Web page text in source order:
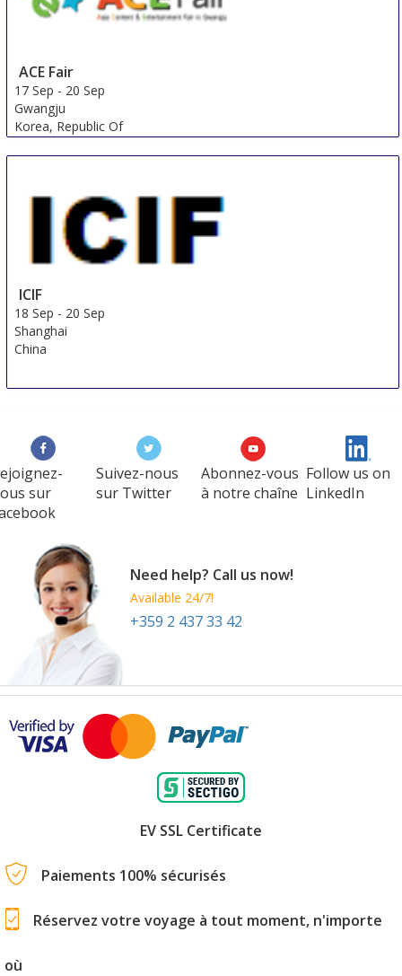
ACE Fair
17 Sep - 20 Sep
Gwangju
Korea, Republic Of
ICIF
18 Sep - 20 Sep
Shanghai
China
sur
Suivez-nous
sur Twitter
Abonnez-vous
à notre chaîne
Follow us on
LinkedIn
Need help? Call us now!
Available 24/7!
+359 2 437 33 42
EV SSL Certificate
Paiements 100% sécurisés
Réservez votre voyage à tout moment, n'importe
où